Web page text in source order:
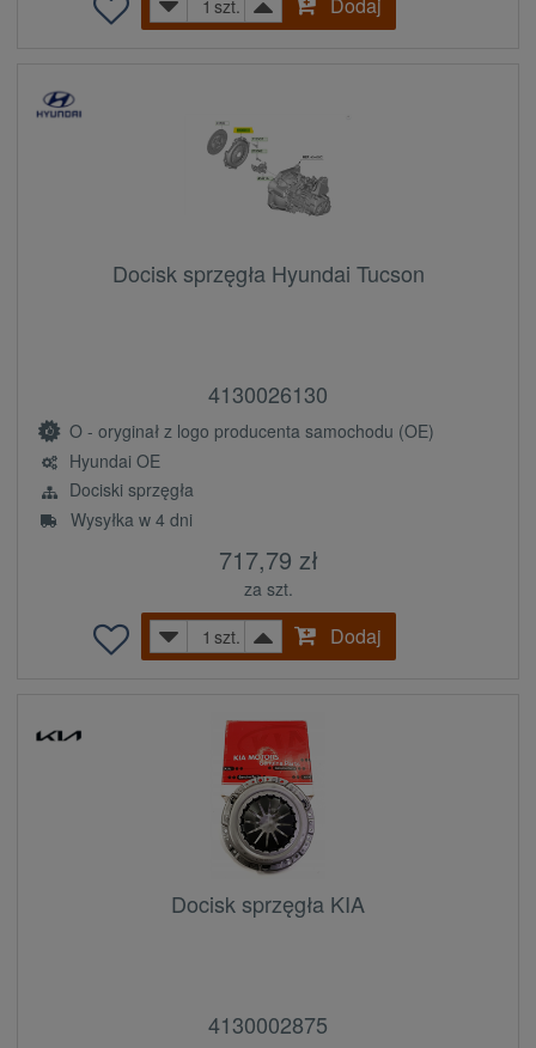
szt.
Docisk sprzęgła Hyundai Tucson
4130026130
O - oryginał z logo producenta samochodu (OE)
Hyundai OE
Dociski sprzęgła
Wysyłka w 4 dni
717,79 zł
za szt.
szt.
Dodaj
Docisk sprzęgła KIA
4130002875